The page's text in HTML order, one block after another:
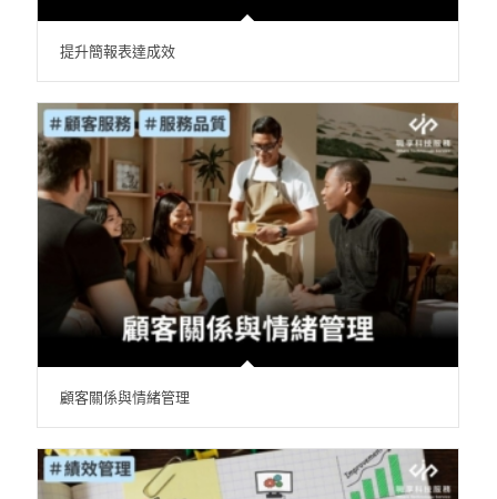
提升簡報表達成效
顧客關係與情緒管理